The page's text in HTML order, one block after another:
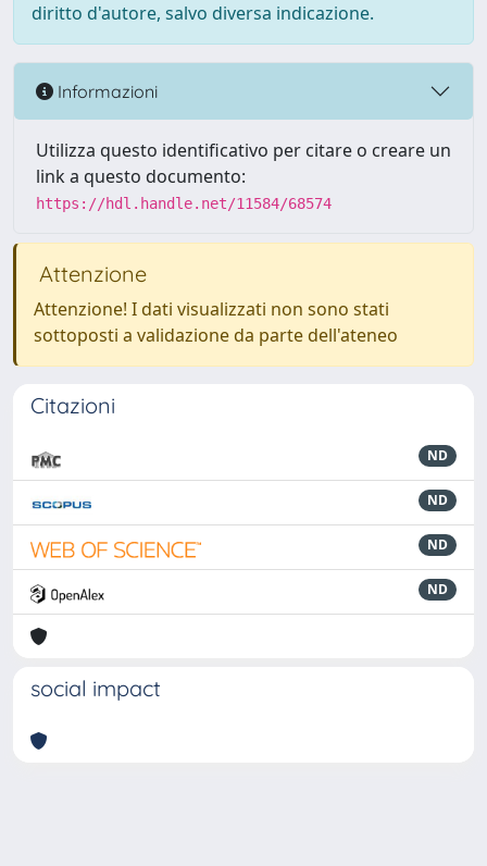
diritto d'autore, salvo diversa indicazione.
Informazioni
Utilizza questo identificativo per citare o creare un
link a questo documento:
https://hdl.handle.net/11584/68574
Attenzione
Attenzione! I dati visualizzati non sono stati
sottoposti a validazione da parte dell'ateneo
Citazioni
ND
ND
ND
ND
social impact